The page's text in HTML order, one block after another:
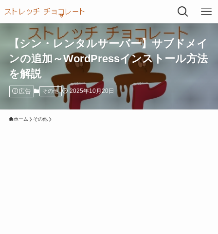
【シン・レンタルサーバー】サブドメイ
ンの追加～WordPressインストール方法
を解説
広告 その他 2025年10月20日
ホーム その他